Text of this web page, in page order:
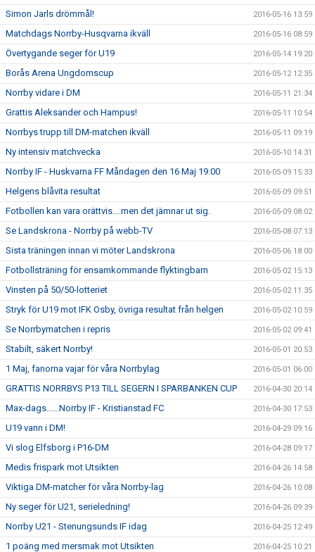
Simon Jarls drömmål! 2016-05-16 13:59
Matchdags Norrby-Husqvarna ikväll 2016-05-16 08:59
Övertygande seger för U19 2016-05-14 19:20
Borås Arena Ungdomscup 2016-05-12 12:35
Norrby vidare i DM 2016-05-11 21:34
Grattis Aleksander och Hampus! 2016-05-11 10:54
Norrbys trupp till DM-matchen ikväll 2016-05-11 09:19
Ny intensiv matchvecka 2016-05-10 14:31
Norrby IF - Huskvarna FF Måndagen den 16 Maj 19.00 2016-05-09 15:33
Helgens blåvita resultat 2016-05-09 09:51
Fotbollen kan vara orättvis....men det jämnar ut sig. 2016-05-09 08:02
Se Landskrona - Norrby på webb-TV 2016-05-08 07:13
Sista träningen innan vi möter Landskrona 2016-05-06 18:00
Fotbollsträning för ensamkommande flyktingbarn 2016-05-02 15:13
Vinsten på 50/50-lotteriet 2016-05-02 11:35
Stryk för U19 mot IFK Osby, övriga resultat från helgen 2016-05-02 10:59
Se Norrbymatchen i repris 2016-05-02 09:41
Stabilt, säkert Norrby! 2016-05-01 20:53
1 Maj, fanorna vajar för våra Norrbylag 2016-05-01 06:00
GRATTIS NORRBYS P13 TILL SEGERN I SPARBANKEN CUP 2016-04-30 20:14
Max-dags......Norrby IF - Kristianstad FC 2016-04-30 17:53
U19 vann i DM! 2016-04-29 09:16
Vi slog Elfsborg i P16-DM 2016-04-28 09:17
Medis frispark mot Utsikten 2016-04-26 14:58
Viktiga DM-matcher för våra Norrby-lag 2016-04-26 10:08
Ny seger för U21, serieledning! 2016-04-26 09:39
Norrby U21 - Stenungsunds IF idag 2016-04-25 12:49
1 poäng med mersmak mot Utsikten 2016-04-25 10:21